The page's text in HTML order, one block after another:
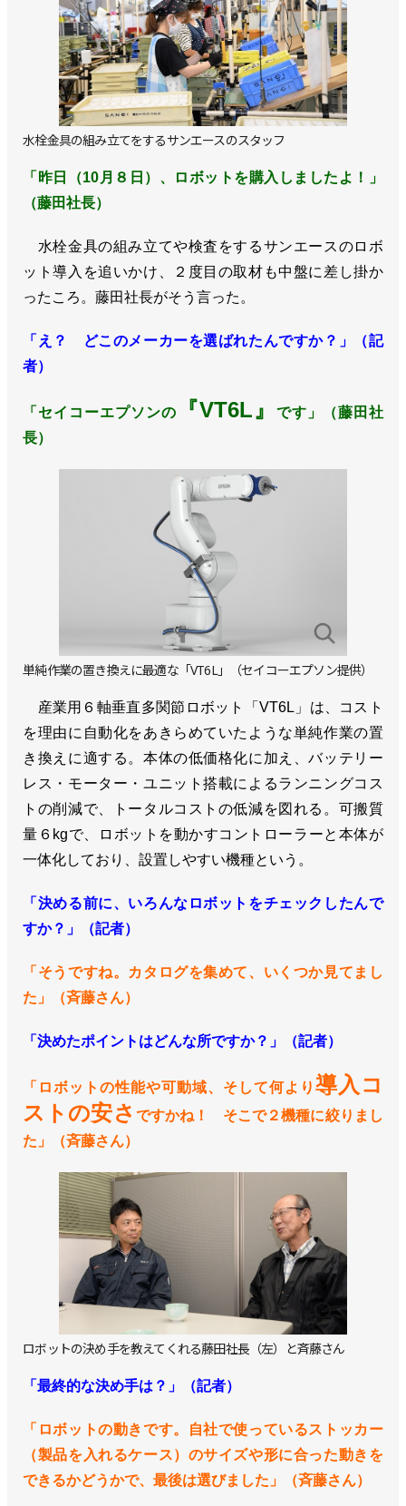
水栓金具の組み立てをするサンエースのスタッフ
「昨日（10月８日）、ロボットを購入しましたよ！」
（藤田社長）
水栓金具の組み立てや検査をするサンエースのロボ
ット導入を追いかけ、２度目の取材も中盤に差し掛か
ったころ。藤田社長がそう言った。
「え？ どこのメーカーを選ばれたんですか？」（記
者）
「セイコーエプソンの 『VT6L』
です」（藤田社
長）
単純作業の置き換えに最適な「VT6L」（セイコーエプソン提供）
産業用６軸垂直多関節ロボット「VT6L」は、コスト
を理由に自動化をあきらめていたような単純作業の置
き換えに適する。本体の低価格化に加え、バッテリー
レス・モーター・ユニット搭載によるランニングコス
トの削減で、トータルコストの低減を図れる。可搬質
量６kgで、ロボットを動かすコントローラーと本体が
一体化しており、設置しやすい機種という。
「決める前に、いろんなロボットをチェックしたんで
すか？」（記者）
「そうですね。カタログを集めて、いくつか見てまし
た」（斉藤さん）
「決めたポイントはどんな所ですか？」（記者）
「ロボットの性能や可動域、そして何より 導入コ
ストの安さ ですかね！ そこで２機種に絞りまし
た」（斉藤さん）
ロボットの決め手を教えてくれる藤田社長（左）と斉藤さん
「最終的な決め手は？」（記者）
「ロボットの動きです。自社で使っているストッカー
（製品を入れるケース）のサイズや形に合った動きを
できるかどうかで、最後は選びました」（斉藤さん）